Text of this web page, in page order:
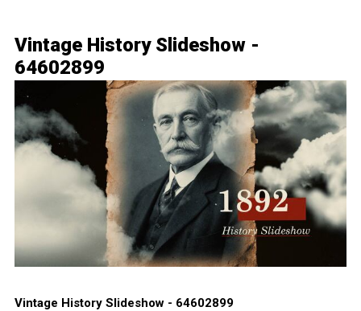
Vintage History Slideshow -
64602899
Vintage History Slideshow - 64602899